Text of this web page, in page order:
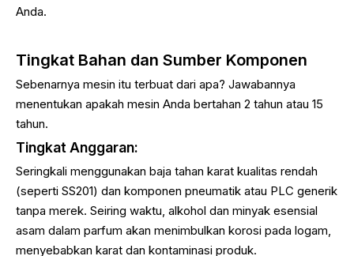
Anda.
Tingkat Bahan dan Sumber Komponen
Sebenarnya mesin itu terbuat dari apa? Jawabannya
menentukan apakah mesin Anda bertahan 2 tahun atau 15
tahun.
Tingkat Anggaran:
Seringkali menggunakan baja tahan karat kualitas rendah
(seperti SS201) dan komponen pneumatik atau PLC generik
tanpa merek. Seiring waktu, alkohol dan minyak esensial
asam dalam parfum akan menimbulkan korosi pada logam,
menyebabkan karat dan kontaminasi produk.